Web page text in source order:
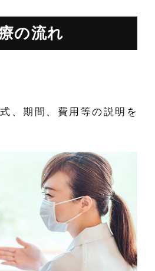
の流れ
、期間、費用等の説明を